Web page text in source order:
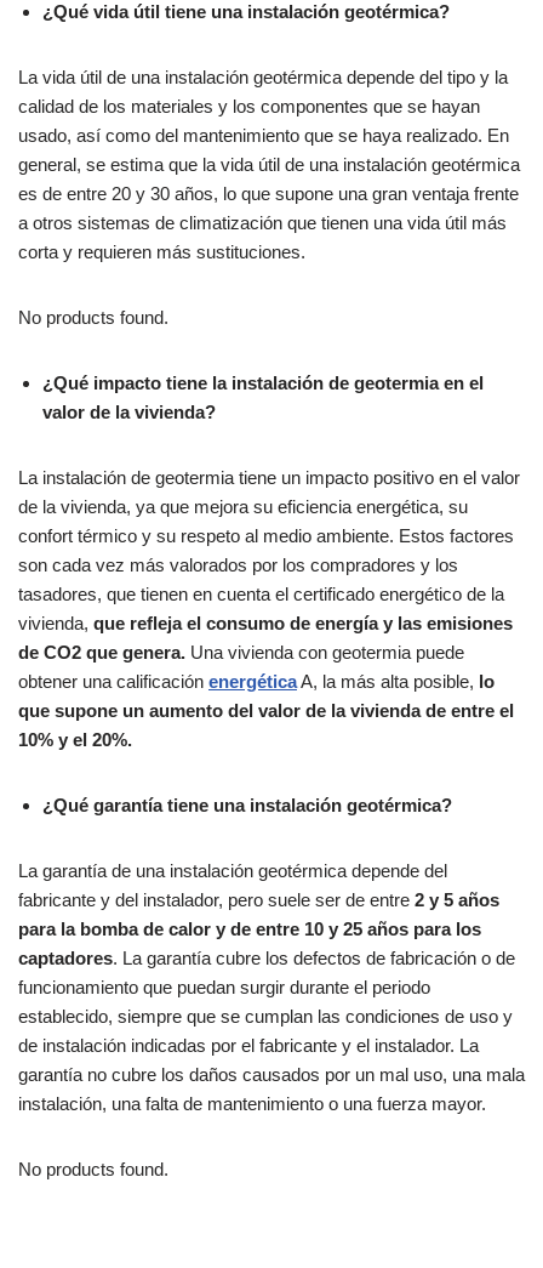
¿Qué vida útil tiene una instalación geotérmica?
La vida útil de una instalación geotérmica depende del tipo y la
calidad de los materiales y los componentes que se hayan
usado, así como del mantenimiento que se haya realizado. En
general, se estima que la vida útil de una instalación geotérmica
es de entre 20 y 30 años, lo que supone una gran ventaja frente
a otros sistemas de climatización que tienen una vida útil más
corta y requieren más sustituciones.
No products found.
¿Qué impacto tiene la instalación de geotermia en el
valor de la vivienda?
La instalación de geotermia tiene un impacto positivo en el valor
de la vivienda, ya que mejora su eficiencia energética, su
confort térmico y su respeto al medio ambiente. Estos factores
son cada vez más valorados por los compradores y los
tasadores, que tienen en cuenta el certificado energético de la
vivienda, que refleja el consumo de energía y las emisiones
de CO2 que genera. Una vivienda con geotermia puede
obtener una calificación energéticaA, la más alta posible, lo
que supone un aumento del valor de la vivienda de entre el
10% y el 20%.
¿Qué garantía tiene una instalación geotérmica?
La garantía de una instalación geotérmica depende del
fabricante y del instalador, pero suele ser de entre 2 y 5 años
para la bomba de calor y de entre 10 y 25 años para los
captadores. La garantía cubre los defectos de fabricación o de
funcionamiento que puedan surgir durante el periodo
establecido, siempre que se cumplan las condiciones de uso y
de instalación indicadas por el fabricante y el instalador. La
garantía no cubre los daños causados por un mal uso, una mala
instalación, una falta de mantenimiento o una fuerza mayor.
No products found.